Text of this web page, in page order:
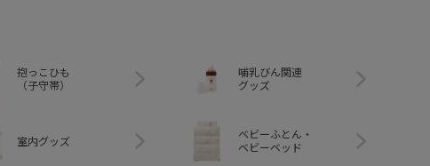
抱っこひも
（子守帯）
哺乳びん関連
グッズ
室内グッズ
ベビーふとん・
ベビーベッド